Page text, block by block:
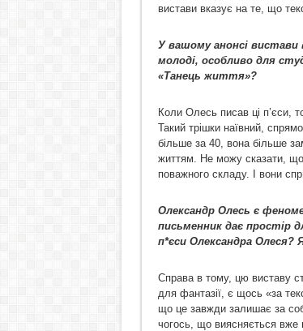
вистави вказує на те, що
У вашому анонсі вистави
молоді, особливо для
«Танець життя»?
Коли Олесь писав ці п’єси,
Такий трішки наївний,
більше за 40, вона більше
життям. Не можу сказати, що
поважного складу. І вони
Олександр Олесь є
письменник дає простір
п*єси Олександра
Справа в тому, цю виставу
для фантазії, є щось «за
що це завжди залишає за
чогось, що виясняється вже